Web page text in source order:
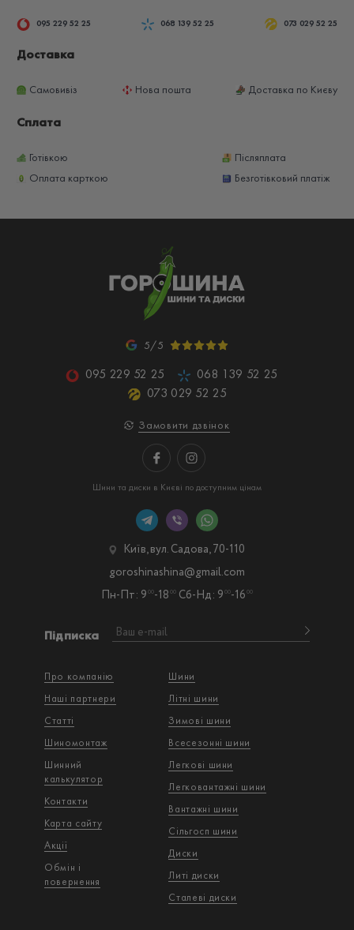
095 229 52 25 068 139 52 25 073 029 52 25
Доставка
Самовивіз Нова пошта Доставка по Києву
Сплата
Готівкою
Післяплата
Оплата карткою
Безготівковий платіж
5/5
095 229 52 25
068 139 52 25
073 029 52 25
Замовити дзвінок
Шини та диски в Києві по доступним цінам
Про компанію
Наші партнери
Статті
Шиномонтаж
Шинний
калькулятор
Контакти
Карта сайту
Акції
Обмін і
повернення
Шини
Літні шини
Зимові шини
Всесезонні шини
Легкові шини
Легковантажнi шини
Вантажнi шини
Сільгосп шини
Диски
Литі диски
Сталеві диски
Підписка
Київ, вул. Садова, 70-110
Пн-Пт: 9 00-18 00 Сб-Нд: 9 00-16 00
goroshinashina@gmail.com